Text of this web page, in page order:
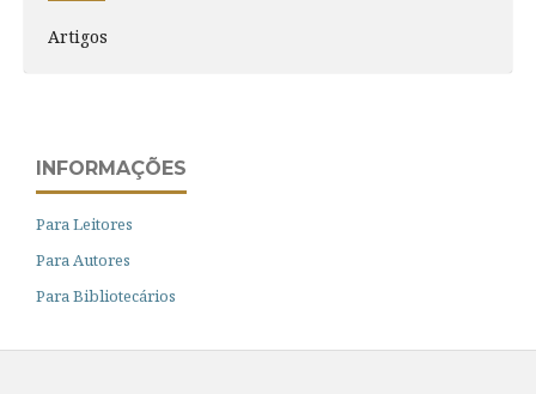
Artigos
INFORMAÇÕES
Para Leitores
Para Autores
Para Bibliotecários